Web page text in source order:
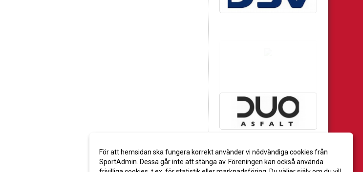
För att hemsidan ska fungera korrekt använder vi nödvändiga cookies från
SportAdmin. Dessa går inte att stänga av. Föreningen kan också använda